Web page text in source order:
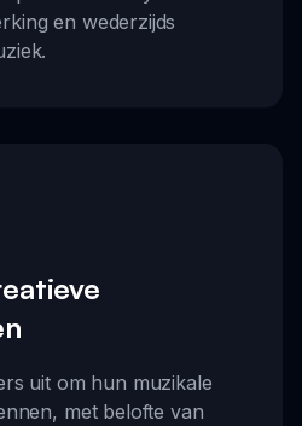
en wederzijds
uit om hun muzikale
met belofte van